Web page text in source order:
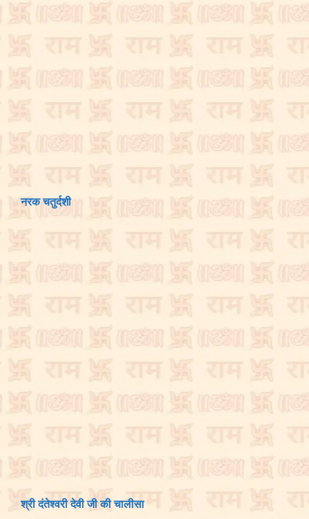
नरक चतुर्दशी
श्री दंतेश्वरी देवी जी की चालीसा